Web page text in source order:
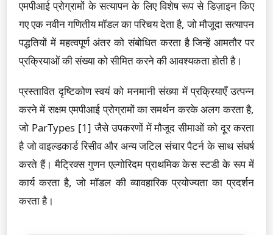
एमपीआई प्रोग्रामों के सत्यापन के लिए विशेष रूप से डिज़ाइन किए
गए एक नवीन गणितीय मॉडल का परिचय देता है, जो मौजूदा सत्यापन
पद्धतियों में महत्वपूर्ण अंतर को संबोधित करता है जिन्हें आमतौर पर
प्रक्रियाओं की संख्या को सीमित करने की आवश्यकता होती है।
प्रस्तावित दृष्टिकोण स्वयं को मनमानी संख्या में प्रक्रियाएँ उत्पन्न
करने में सक्षम एमपीआई प्रोग्रामों का समर्थन करके अलग करता है,
जो ParTypes [1] जैसे उपकरणों में मौजूद सीमाओं को दूर करता
है जो वाइल्डकार्ड रिसीव और अन्य जटिल संचार पैटर्न के साथ संघर्ष
करते हैं। मैट्रिक्स गुणन एल्गोरिदम प्राथमिक केस स्टडी के रूप में
कार्य करता है, जो मॉडल की व्यावहारिक प्रयोज्यता का प्रदर्शन
करता है।